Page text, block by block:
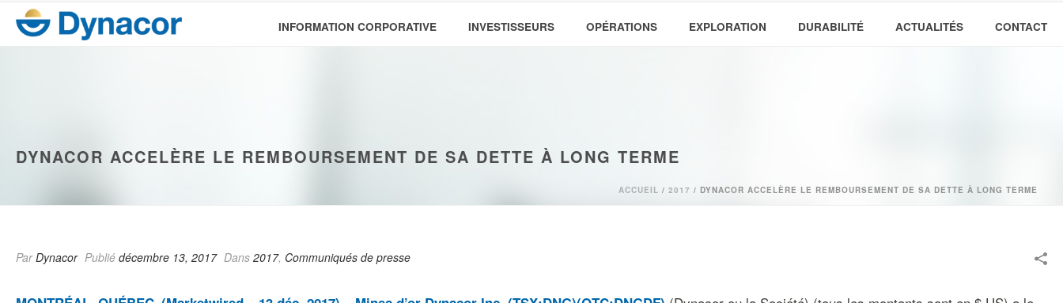
INFORMATION CORPORATIVE INVESTISSEURS OPÉRATIONS EXPLORATION DURABILITÉ ACTUALITÉS CONTACT
DYNACOR ACCELÈRE LE REMBOURSEMENT DE SA DETTE À LONG TERME
ACCUEIL / 2017 / DYNACOR ACCELÈRE LE REMBOURSEMENT DE SA DETTE À LONG TERME
ParDynacor Publié décembre 13, 2017 Dans 2017, Communiqués de presse